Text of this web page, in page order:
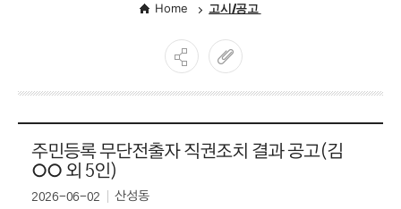
Home 고시/공고
주민등록 무단전출자 직권조치 결과 공고(김
○○ 외 5인)
산성동
2026-06-02